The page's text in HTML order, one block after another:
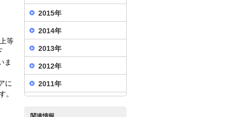
等
ま
に
。
2015年
2014年
2013年
2012年
2011年